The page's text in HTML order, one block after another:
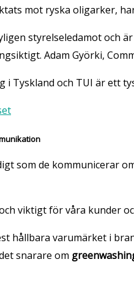
mot ryska oligarker,
styrelseledamot och
Adam Györki,
i Tyskland och TUI är ett
som de kommunicerar
viktigt för våra kunder
hållbara varumärket i
snarare om